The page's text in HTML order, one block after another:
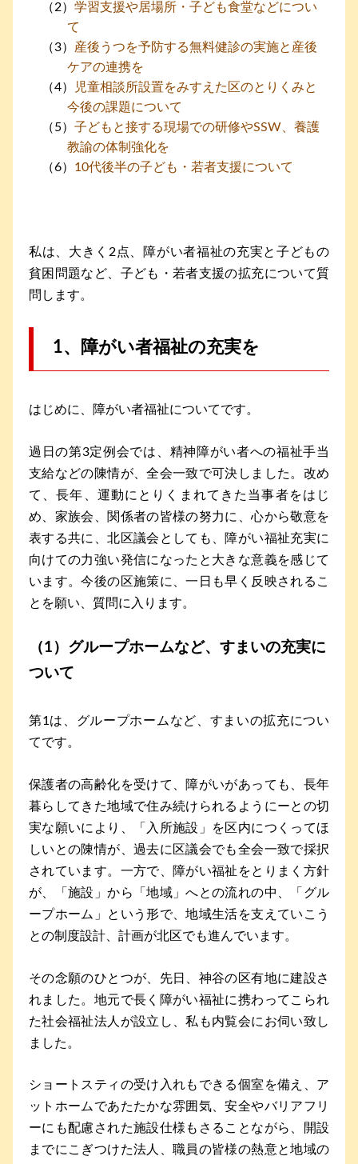
学習支援や居場所・子ども食堂などについ
て
産後うつを予防する無料健診の実施と産後
ケアの連携を
児童相談所設置をみすえた区のとりくみと
今後の課題について
子どもと接する現場での研修やSSW、養護
教諭の体制強化を
10代後半の子ども・若者支援について
私は、大きく2点、障がい者福祉の充実と子どもの
貧困問題など、子ども・若者支援の拡充について質
問します。
1、障がい者福祉の充実を
はじめに、障がい者福祉についてです。
過日の第3定例会では、精神障がい者への福祉手当
支給などの陳情が、全会一致で可決しました。改め
て、長年、運動にとりくまれてきた当事者をはじ
め、家族会、関係者の皆様の努力に、心から敬意を
表する共に、北区議会としても、障がい福祉充実に
向けての力強い発信になったと大きな意義を感じて
います。今後の区施策に、一日も早く反映されるこ
とを願い、質問に入ります。
（1）グループホームなど、すまいの充実に
ついて
第1は、グループホームなど、すまいの拡充につい
てです。
保護者の高齢化を受けて、障がいがあっても、長年
暮らしてきた地域で住み続けられるようにーとの切
実な願いにより、「入所施設」を区内につくってほ
しいとの陳情が、過去に区議会でも全会一致で採択
されています。一方で、障がい福祉をとりまく方針
が、「施設」から「地域」へとの流れの中、「グル
ープホーム」という形で、地域生活を支えていこう
との制度設計、計画が北区でも進んでいます。
その念願のひとつが、先日、神谷の区有地に建設さ
れました。地元で長く障がい福祉に携わってこられ
た社会福祉法人が設立し、私も内覧会にお伺い致し
ました。
ショートスティの受け入れもできる個室を備え、ア
ットホームであたたかな雰囲気、安全やバリアフリ
ーにも配慮された施設仕様もさることながら、開設
までにこぎつけた法人、職員の皆様の熱意と地域の